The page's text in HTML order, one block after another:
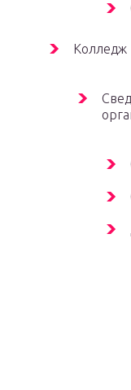
Колледж